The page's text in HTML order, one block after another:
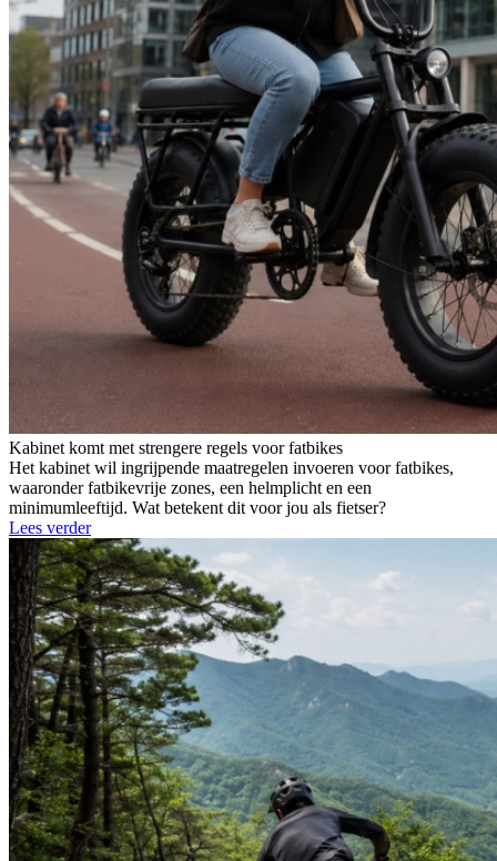
Kabinet komt met strengere regels voor fatbikes
Het kabinet wil ingrijpende maatregelen invoeren voor fatbikes,
waaronder fatbikevrije zones, een helmplicht en een
minimumleeftijd. Wat betekent dit voor jou als fietser?
Lees verder